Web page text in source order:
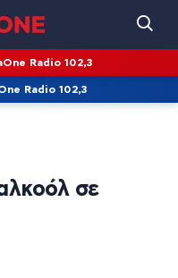
Radio 102,3
Radio 102,3
σε